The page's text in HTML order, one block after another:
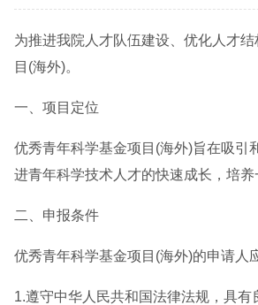
为推进我院人才队伍建设、优化人才
目(海外)。
一、项目定位
优秀青年科学基金项目(海外)旨在吸引
进青年科学技术人才的快速成长，培
二、申报条件
优秀青年科学基金项目(海外)的申请人
1.遵守中华人民共和国法律法规，具有